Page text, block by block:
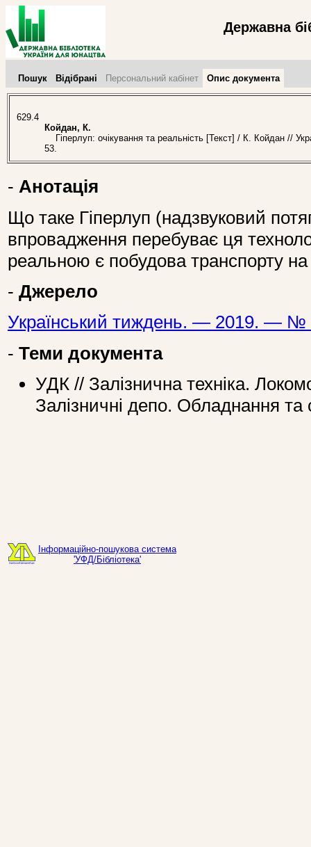
Державна
Пошук Відібрані Персональний кабінет Опис документа
629.4
Койдан, К.
Гіперлуп: очікування та реальність [Текст] / К. Койдан //
53.
- Анотація
Що таке Гіперлуп (надзвуковий
впровадження перебуває ця
реальною є побудова транспорту на
- Джерело
Український тиждень. — 2019. — №
- Теми документа
УДК // Залізнична техніка.
Залізничні депо. Обладнання
Інформаційно-пошукова система
'УФД/Бібліотека'